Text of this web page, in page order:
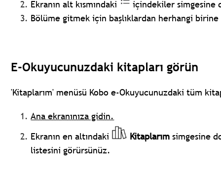
Ekranın alt kısmındaki
içindekiler simgesine
Bölüme gitmek için başlıklardan herhangi
E-Okuyucunuzdaki kitapları görün
'Kitaplarım' menüsü Kobo e-Okuyucunuzdaki tüm
Ana ekranınıza gidin.
Ekranın en altındaki
Kitaplarımsimgesine
listesini görürsünüz.